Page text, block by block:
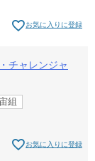
お気に入りに登録
チャレンジャ
組
お気に入りに登録